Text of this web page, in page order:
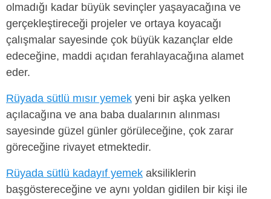
olmadığı kadar büyük sevinçler yaşayacağına ve
gerçekleştireceği projeler ve ortaya koyacağı
çalışmalar sayesinde çok büyük kazançlar elde
edeceğine, maddi açıdan ferahlayacağına alamet
eder.
Rüyada sütlü mısır yemek yeni bir aşka yelken
açılacağına ve ana baba dualarının alınması
sayesinde güzel günler görüleceğine, çok zarar
göreceğine rivayet etmektedir.
Rüyada sütlü kadayıf yemek aksiliklerin
başgöstereceğine ve aynı yoldan gidilen bir kişi ile